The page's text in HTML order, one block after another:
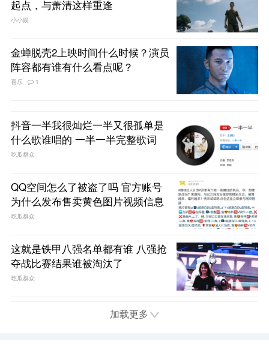
起点，与萧清这样重逢
小小娱
金蝉脱壳2上映时间什么时候？演员
阵容都有谁有什么看点呢？
喜乐 1
抖音一半我很灿烂一半又很孤单是
什么歌谁唱的 一半一半完整歌词
吃瓜群众
QQ空间怎么了被盗了吗 官方账号
为什么发布售卖黄色图片视频信息
吃瓜群众
这就是铁甲八强名单都有谁 八强抢
夺战比赛结果谁被淘汰了
吃瓜群众
加载更多